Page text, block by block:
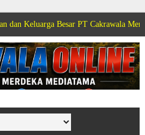
Besar PT Cakrawala Merdeka